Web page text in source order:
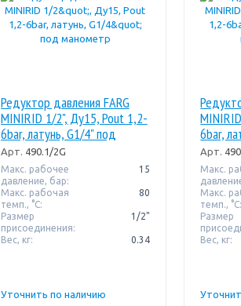
Редуктор давления FARG
MINIRID 1/2", Ду15, Pout 1,2-
6bar, латунь, G1/4" под
манометр
Арт. 490.1/2G
Макс. рабочее
давление, бар:
15
Макс. рабочая
темп., °С:
80
Размер
присоединения:
1/2"
Вес, кг: 0.34
Уточнить по наличию
6bar,
Арт.
Макс.
Макс.
темп., °С:
Размер
Вес, кг: